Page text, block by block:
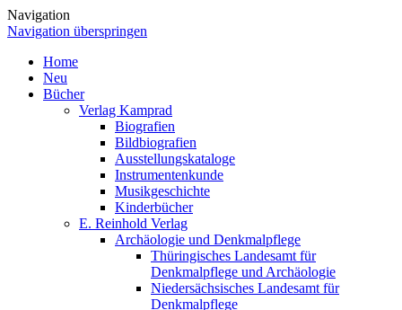
Navigation
Navigation überspringen
Home
Neu
Bücher
Verlag Kamprad
Biografien
Bildbiografien
Ausstellungskataloge
Instrumentenkunde
Musikgeschichte
Kinderbücher
E. Reinhold Verlag
Archäologie und Denkmalpflege
Thüringisches Landesamt für
Denkmalpflege und Archäologie
Niedersächsisches Landesamt für
Denkmalpflege